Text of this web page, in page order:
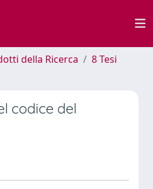
della Ricerca
8 Tesi
codice del